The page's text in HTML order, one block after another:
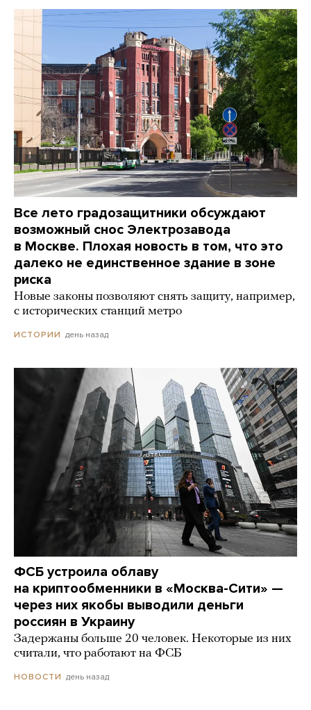
Все лето градозащитники обсуждают
возможный снос Электрозавода
в Москве. Плохая новость в том, что это
далеко не единственное здание в зоне
риска
Новые законы позволяют снять защиту, например,
с исторических станций метро
ИСТОРИИ день назад
ФСБ устроила облаву
на криптообменники в «Москва-Сити» —
через них якобы выводили деньги
россиян в Украину
Задержаны больше 20 человек. Некоторые из них
считали, что работают на ФСБ
НОВОСТИ день назад